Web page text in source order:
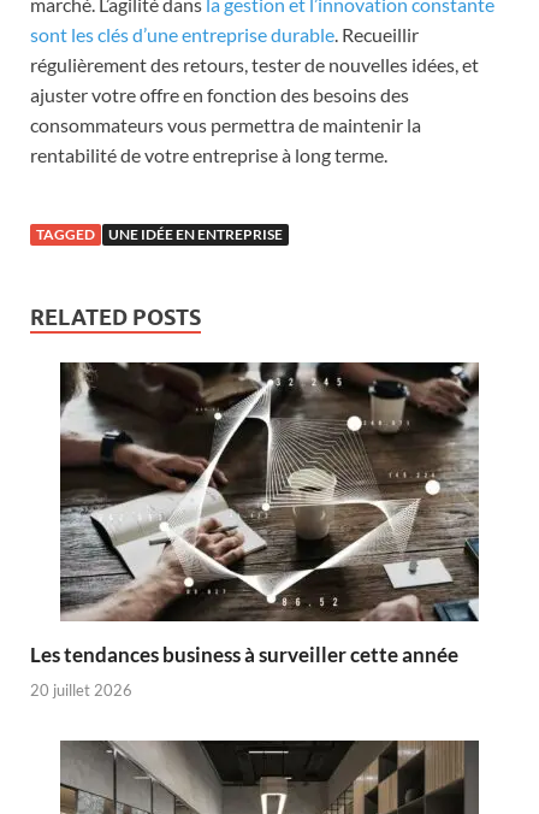
marché. L’agilité dans la gestion et l’innovation constante
sont les clés d’une entreprise durable. Recueillir
régulièrement des retours, tester de nouvelles idées, et
ajuster votre offre en fonction des besoins des
consommateurs vous permettra de maintenir la
rentabilité de votre entreprise à long terme.
TAGGED UNE IDÉE EN ENTREPRISE
RELATED POSTS
Les tendances business à surveiller cette année
20 juillet 2026